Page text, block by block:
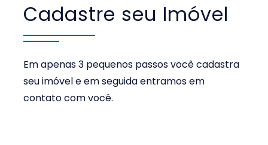
Cadastre seu Imóvel
Em apenas 3 pequenos passos você cadastra
seu imóvel e em seguida entramos em
contato com você.